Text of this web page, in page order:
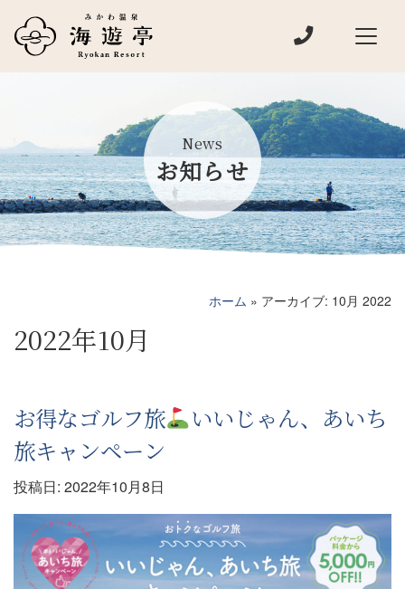
メインナビゲーション 電話でお問い
News
お知らせ
ホーム » アーカイブ: 10月 2022
2022年10月
お得なゴルフ旅
いいじゃん、あいち
旅キャンペーン
投稿日: 2022年10月8日